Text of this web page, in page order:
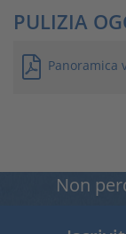
PULIZIA
Panoramica
Non